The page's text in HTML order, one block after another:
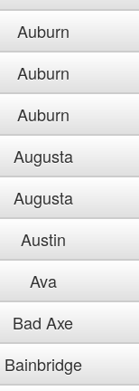
Auburn
Auburn
Auburn
Augusta
Augusta
Austin
Ava
Bad Axe
Bainbridge